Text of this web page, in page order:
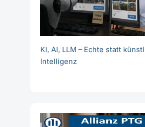
KI, AI, LLM – Echte statt
Intelligenz